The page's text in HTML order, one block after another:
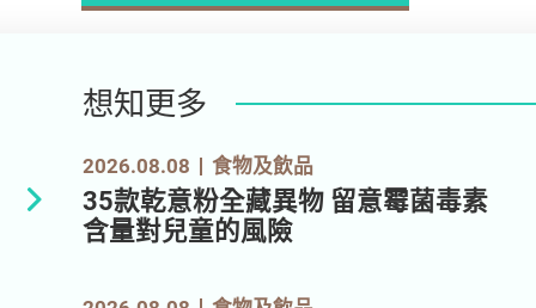
想知更多
2026.08.08 食物及飲品
35款乾意粉全藏異物 留意霉菌毒素
含量對兒童的風險